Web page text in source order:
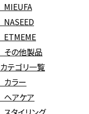
MIEUFA
NASEED
ETMEME
その他製品
カテゴリ一覧
カラー
ヘアケア